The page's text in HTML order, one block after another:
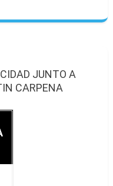
JUNTO A
CARPENA